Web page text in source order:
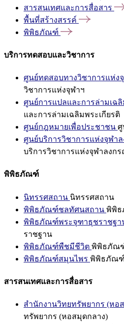
สารสนเทศและการสื่อสาร
พื้นที่สร้างสรรค์
พิพิธภัณฑ์
บริการทดสอบและวิชาการ
ศูนย์ทดสอบทางวิชาการแห่ง
วิชาการแห่งจุฬาฯ
ศูนย์การแปลและการล่ามเฉลิ
และการล่ามเฉลิมพระเกียรติ
ศูนย์กฎหมายเพื่อประชาชน ศู
ศูนย์บริการวิชาการแห่งจุฬา
บริการวิชาการแห่งจุฬาลงก
พิพิธภัณฑ์
นิทรรศสถาน นิทรรศสถาน
พิพิธภัณฑ์ชลทัศนสถาน พิพิ
พิพิธภัณฑ์พระจุฑาธุชราชฐา
ราชฐาน
พิพิธภัณฑ์พืชมีชีวิต พิพิธภัณ
พิพิธภัณฑ์สมุนไพร พิพิธภัณ
สารสนเทศและการสื่อสาร
สำนักงานวิทยทรัพยากร (หอ
ทรัพยากร (หอสมุดกลาง)